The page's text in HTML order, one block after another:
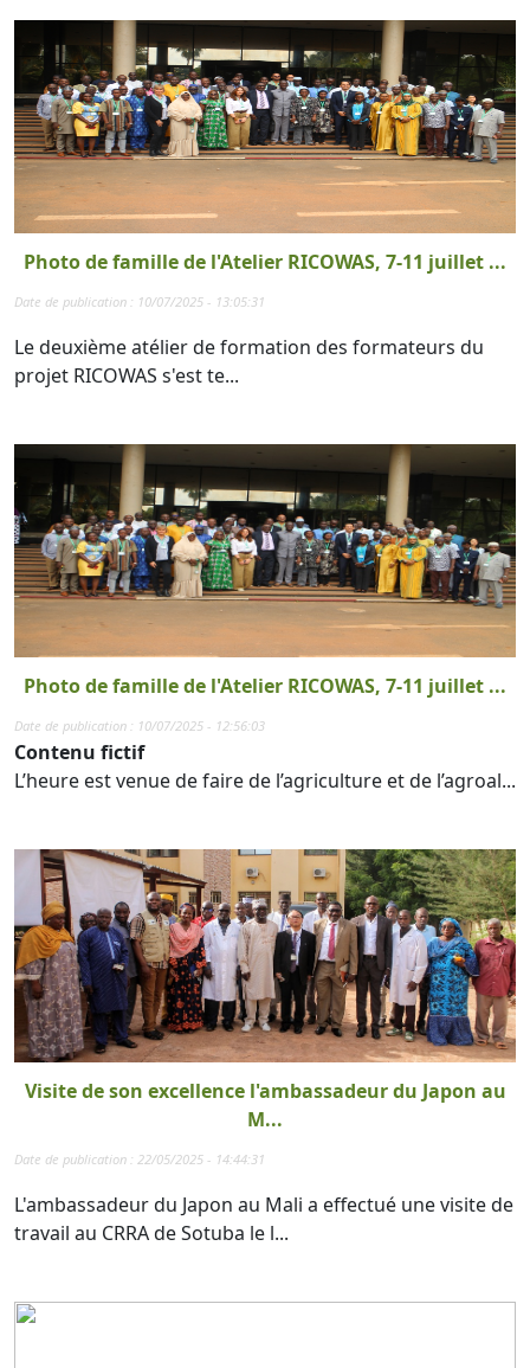
Photo de famille de l'Atelier RICOWAS, 7-11 juillet ...
Date de publication : 10/07/2025 - 13:05:31
Le deuxième atélier de formation des formateurs du
projet RICOWAS s'est te...
Photo de famille de l'Atelier RICOWAS, 7-11 juillet ...
Date de publication : 10/07/2025 - 12:56:03
Contenu fictif
L’heure est venue de faire de l’agriculture et de l’agroal...
Visite de son excellence l'ambassadeur du Japon au
M...
Date de publication : 22/05/2025 - 14:44:31
L'ambassadeur du Japon au Mali a effectué une visite de
travail au CRRA de Sotuba le l...